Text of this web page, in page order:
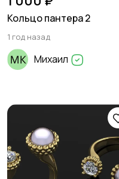
Кольцо пантера 2
1 год назад
Михаил